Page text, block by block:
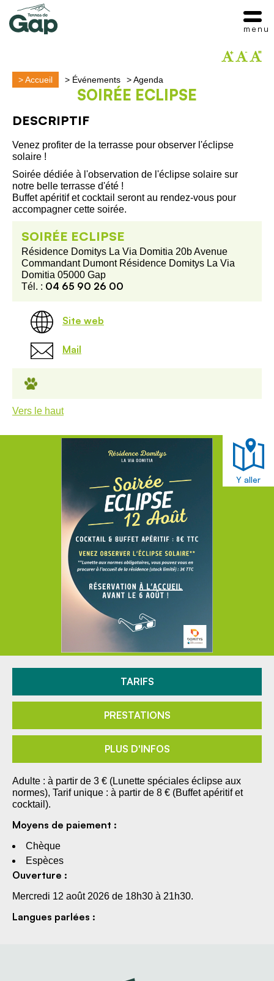
>Accueil > Événements >Agenda
SOIRÉE ECLIPSE
DESCRIPTIF
Venez profiter de la terrasse pour observer l'éclipse
solaire !
Soirée dédiée à l'observation de l'éclipse solaire sur
notre belle terrasse d'été !
Buffet apéritif et cocktail seront au rendez-vous pour
accompagner cette soirée.
SOIRÉE ECLIPSE
Résidence Domitys La Via Domitia 20b Avenue
Commandant Dumont Résidence Domitys La Via
Domitia 05000 Gap
Tél. : 04 65 90 26 00
Site web
Mail
Vers le haut
Y aller
TARIFS
PRESTATIONS
PLUS D'INFOS
Adulte : à partir de 3 € (Lunette spéciales éclipse aux
normes), Tarif unique : à partir de 8 € (Buffet apéritif et
cocktail).
Moyens de paiement :
Chèque
Espèces
Ouverture :
Mercredi 12 août 2026 de 18h30 à 21h30.
Langues parlées :
menu